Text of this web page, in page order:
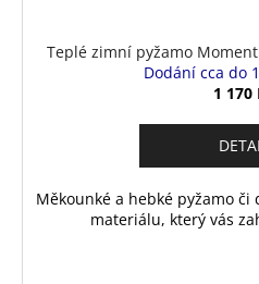
Teplé zimní pyžamo
Dodání cca do
1 170
Měkounké a hebké pyžamo
materiálu, který vás